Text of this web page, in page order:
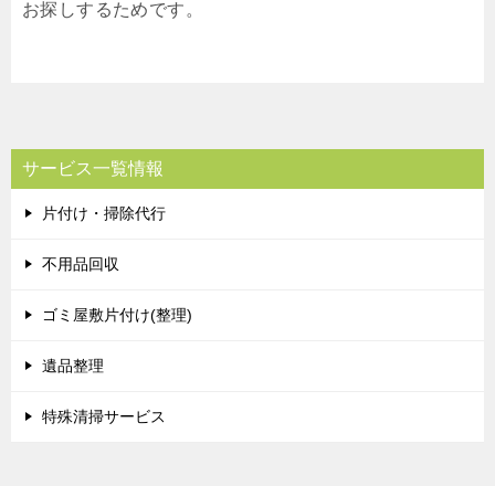
お探しするためです。
サービス一覧情報
片付け・掃除代行
不用品回収
ゴミ屋敷片付け(整理)
遺品整理
特殊清掃サービス